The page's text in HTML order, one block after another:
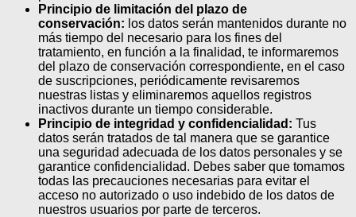
Principio de limitación del plazo de
conservación: los datos serán mantenidos durante no
más tiempo del necesario para los fines del
tratamiento, en función a la finalidad, te informaremos
del plazo de conservación correspondiente, en el caso
de suscripciones, periódicamente revisaremos
nuestras listas y eliminaremos aquellos registros
inactivos durante un tiempo considerable.
Principio de integridad y confidencialidad: Tus
datos serán tratados de tal manera que se garantice
una seguridad adecuada de los datos personales y se
garantice confidencialidad. Debes saber que tomamos
todas las precauciones necesarias para evitar el
acceso no autorizado o uso indebido de los datos de
nuestros usuarios por parte de terceros.